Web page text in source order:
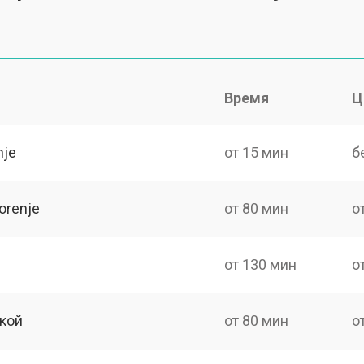
Время
от 15 мин
от 80 мин
от 130 мин
от 80 мин